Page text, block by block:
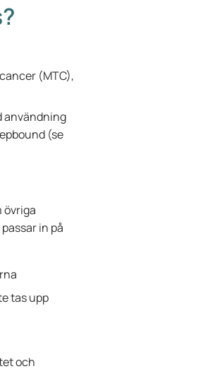
(MTC),
användning
(se
övriga
in på
tas upp
och